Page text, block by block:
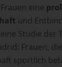
eine
und
Studie der
Frauen,
sportlich